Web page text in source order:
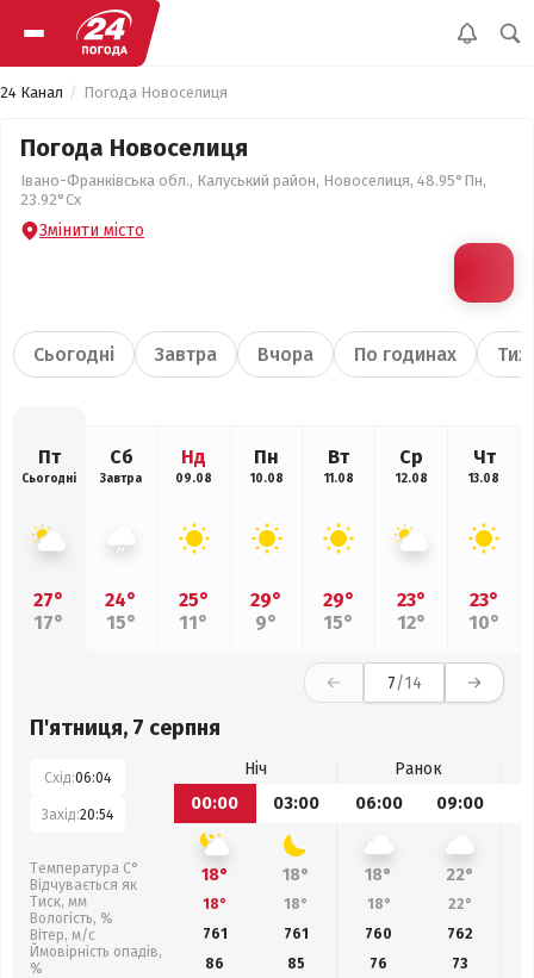
24 Канал Погода Новоселиця
Погода Новоселиця
Івано-Франківська обл., Калуський район, Новоселиця, 48.95°Пн,
23.92°Сх
Змінити місто
Сьогодні Завтра Вчора По годинах
Пт
Сьогодні
27°
17°
Сб
Завтра
24°
15°
Нд
09.08
25°
11°
Пн
10.08
29°
9°
Вт
11.08
29°
15°
Ср
12.08
23°
12°
Чт
13.08
23°
10°
7/14
П'ятниця, 7 серпня
Схід:06:04
Захід:20:54
Температура С°
Відчувається як
Тиск, мм
Вологість, %
Вітер, м/с
Ймовірність опадів,
%
Ніч
Ранок
00:00
03:00 06:00 09:00
18° 18° 18° 22°
18° 18° 18° 22°
761
761 760 762
86
85 76 73